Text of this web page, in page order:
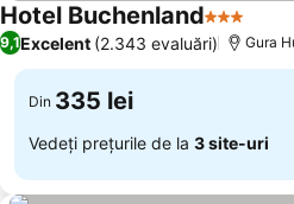
Hotel Buchenland3 Stele
9,1Excelent (2.343 evaluări) Gura
Din 335 lei
Vedeți prețurile de la 3 site-uri